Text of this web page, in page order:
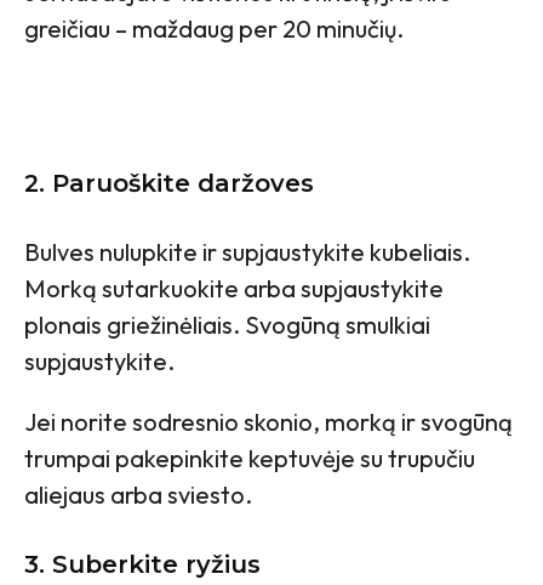
greičiau – maždaug per 20 minučių.
2. Paruoškite daržoves
Bulves nulupkite ir supjaustykite kubeliais.
Morką sutarkuokite arba supjaustykite
plonais griežinėliais. Svogūną smulkiai
supjaustykite.
Jei norite sodresnio skonio, morką ir svogūną
trumpai pakepinkite keptuvėje su trupučiu
aliejaus arba sviesto.
3. Suberkite ryžius